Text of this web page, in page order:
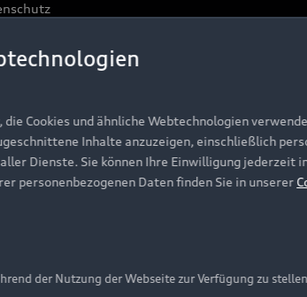
Cookies und ähnliche Webtechnologien
Inhalte anzuzeigen, einschließlich
Dienste. Sie können Ihre Einwilligung jederzeit
personenbezogenen Daten finden Sie in unserer
der Nutzung der Webseite zur Verfügung zu